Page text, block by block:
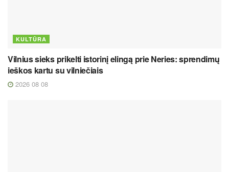
KULTŪRA
Vilnius sieks prikelti istorinį elingą prie Neries: sprendimų
ieškos kartu su vilniečiais
2026 08 08